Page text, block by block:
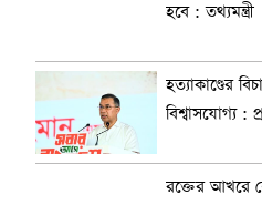
হবে : তথ্যমন্ত্রী
হত্যাকাণ্ডের
বিশ্বাসযোগ্য :
রক্তের আখরে